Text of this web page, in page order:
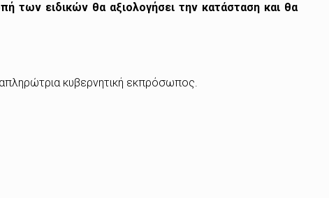
των ειδικών θα αξιολογήσει την κατάσταση και θα
κυβερνητική εκπρόσωπος.